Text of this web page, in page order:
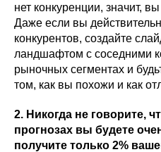
нет конкуренции, значит,
Даже если вы
конкурентов, создайте
ландшафтом с соседними
рыночных сегментах и
том, как вы похожи и как
2. Никогда не говорите,
прогнозах вы будете
получите только 2%